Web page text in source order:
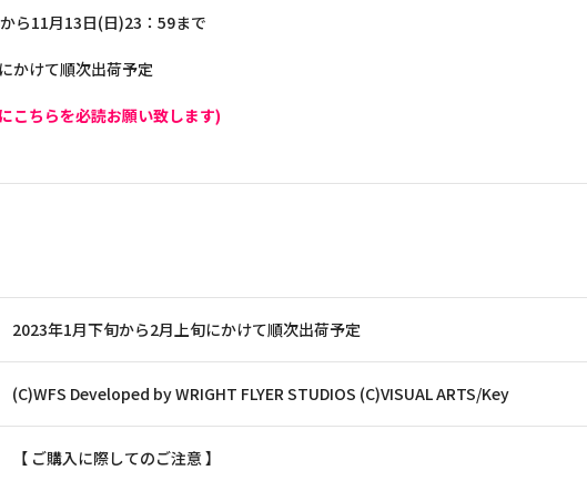
ら11月13日(日)23：59まで
かけて順次出荷予定
こちらを必読お願い致します)
2023年1月下旬から2月上旬にかけて順次出荷予定
(C)WFS Developed by WRIGHT FLYER STUDIOS (C)VISUAL ARTS/Key
【 ご購入に際してのご注意 】